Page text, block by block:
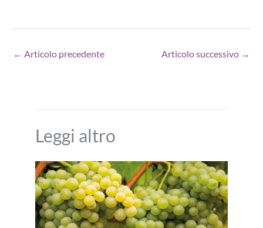
← Articolo precedente Articolo successivo →
Leggi altro